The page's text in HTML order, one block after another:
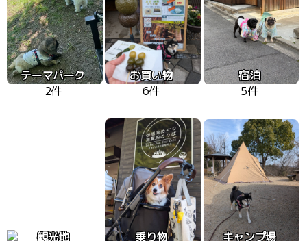
テーマパーク
2件
お買い物
6件
宿泊
5件
観光地
乗り物
キャンプ場